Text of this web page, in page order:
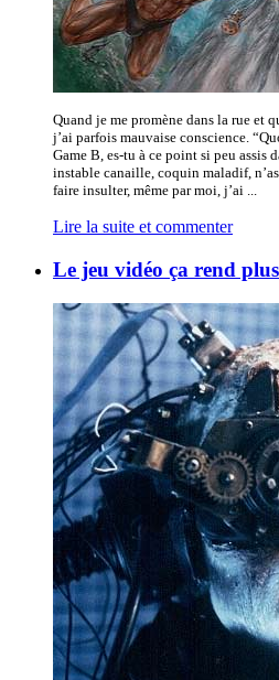
Quand je me promène dans la rue et
j’ai parfois mauvaise conscience.
Game B, es-tu à ce point si peu
instable canaille, coquin maladif,
faire insulter, même par moi, j’ai ...
Lire la suite et commenter
Le jeu vidéo ça rend